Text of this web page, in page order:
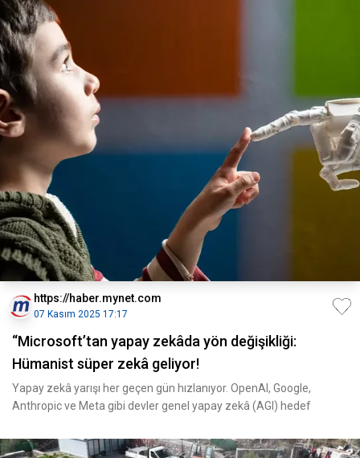
https://haber.mynet.com
07 Kasım 2025 17:17
“Microsoft’tan yapay zekâda yön değişikliği:
Hümanist süper zekâ geliyor!
Yapay zekâ yarışı her geçen gün hızlanıyor. OpenAI, Google,
Anthropic ve Meta gibi devler genel yapay zekâ (AGI) hedef